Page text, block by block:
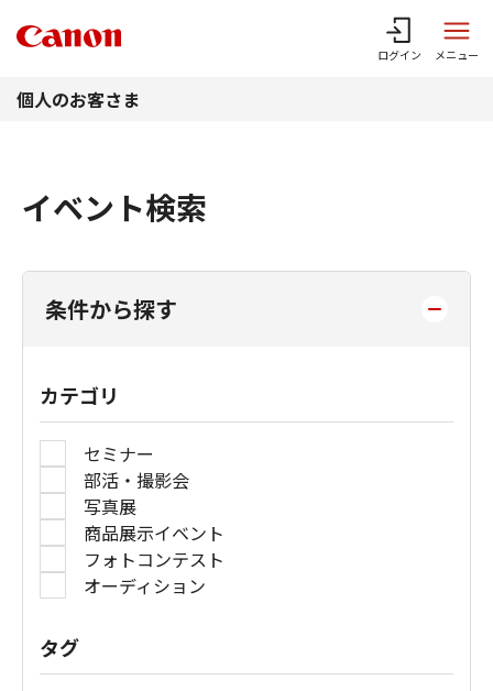
ログイン メニュー
個人のお客さま
イベント検索
条件から探す
カテゴリ
セミナー
部活・撮影会
写真展
商品展示イベント
フォトコンテスト
オーディション
タグ